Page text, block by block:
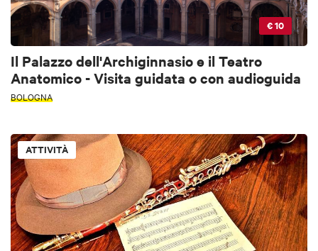
€ 10
Il Palazzo dell'Archiginnasio e il Teatro
Anatomico - Visita guidata o con audioguida
BOLOGNA
ATTIVITÀ